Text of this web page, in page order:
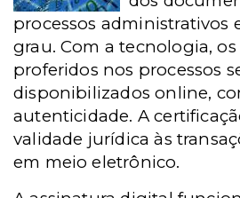
processos administrativos
grau. Com a tecnologia,
proferidos nos processos
disponibilizados online,
autenticidade. A
validade jurídica às
em meio eletrônico.